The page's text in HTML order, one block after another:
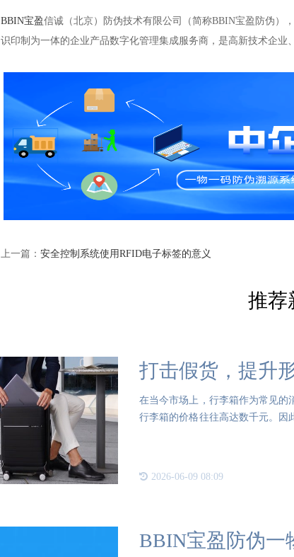
BBIN宝盈信诚（北京）防伪技术有限公司（简称BBIN宝盈防伪）
识印制为一体的企业产品数字化管理集成服务商，是高新技术企业
上一篇： 安全控制系统使用RFID电子标签的意义
推荐
打击假货，提升
在当今市场上，行李箱作为常见的
行李箱的价格往往高达数千元。因
2026-06-09 08:09
BBIN宝盈防伪一